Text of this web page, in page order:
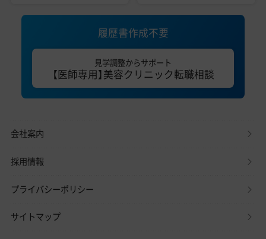
履歴書作成不要
見学調整からサポート
【医師専用】美容クリニック転職相談
会社案内
採用情報
プライバシーポリシー
サイトマップ